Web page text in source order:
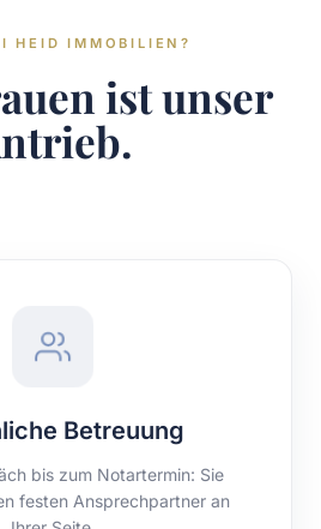
HEID IMMOBILIEN?
ist unser
Betreuung
bis zum Notartermin: Sie
festen Ansprechpartner an